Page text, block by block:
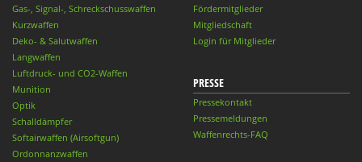
Gas-, Signal-, Schreckschusswaffen
Kurzwaffen
Deko- & Salutwaffen
Langwaffen
Luftdruck- und CO2-Waffen
Munition
Optik
Schalldämpfer
Softairwaffen (Airsoftgun)
Ordonnanzwaffen
Fördermitglieder
Mitgliedschaft
Login für Mitglieder
PRESSE
Pressekontakt
Pressemeldungen
Waffenrechts-FAQ